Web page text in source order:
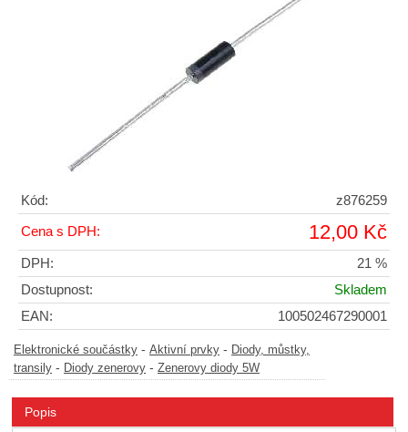
Kód: z876259
Cena s DPH: 12,00 Kč
DPH:
21 %
Dostupnost:
Skladem
EAN:
100502467290001
Elektronické součástky - Aktivní prvky - Diody, můstky,
transily - Diody zenerovy - Zenerovy diody 5W
Popis